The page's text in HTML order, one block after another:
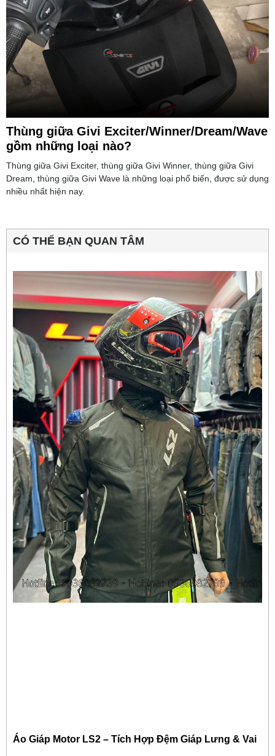
Thùng giữa Givi Exciter/Winner/Dream/Wave
gồm những loại nào?
Thùng giữa Givi Exciter, thùng giữa Givi Winner, thùng giữa Givi
Dream, thùng giữa Givi Wave là những loại phổ biến, được sử dụng
nhiều nhất hiện nay.
CÓ THỂ BẠN QUAN TÂM
Áo Giáp Motor LS2 – Tích Hợp Đệm Giáp Lưng & Vai